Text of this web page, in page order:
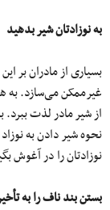
به نوزادتان شیر بدهید
بسیاری از مادران بر
از شیر مادر لذت
نحوه شیر دادن به
نوزادتان را در آغوش
بستن بند ناف را به